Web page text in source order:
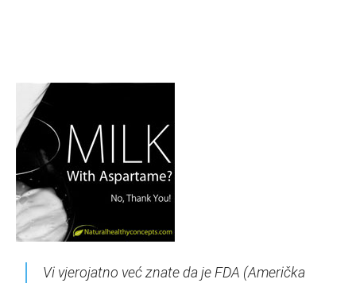
Vi vjerojatno već znate da je FDA (Američka